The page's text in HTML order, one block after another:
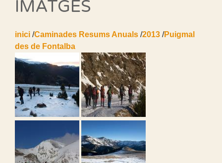
IMATGES
inici /Caminades Resums Anuals /2013 /Puigmal
des de Fontalba